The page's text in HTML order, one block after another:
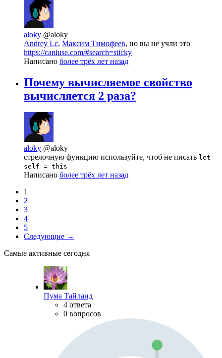
aloky @aloky
Andrey Lc, Максим Тимофеев, но вы не учли это
https://caniuse.com/#search=sticky
Написано более трёх лет назад
Почему вычисляемое свойство
вычисляется 2 раза?
aloky @aloky
стрелочную функцию используйте, чтоб не писать let
self = this
Написано более трёх лет назад
1
2
3
4
5
Следующие →
Самые активные сегодня
Пума Тайланд
4 ответа
0 вопросов